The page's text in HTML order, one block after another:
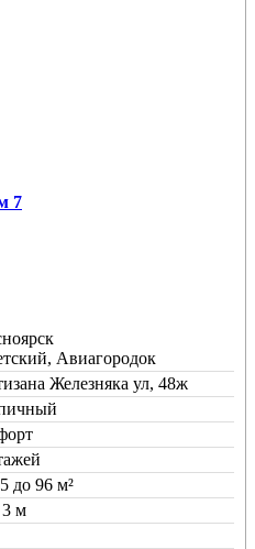
7
Авиагородок
Железняка ул, 48ж
до 96 м²
3 м